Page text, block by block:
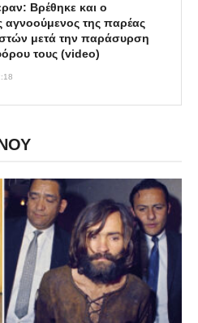
Βρέθηκε και ο
αγνοούμενος της παρέας
μετά την παράσυρση
τους (video)